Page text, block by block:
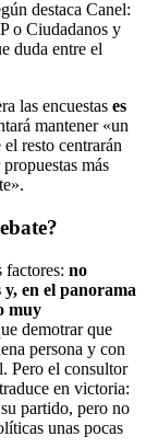
destaca Canel:
o Ciudadanos y
duda entre el
las encuestas es
mantener «un
resto centrarán
más
factores: no
en el panorama
muy
demotrar que
persona y con
Pero el consultor
en victoria:
partido, pero no
unas pocas